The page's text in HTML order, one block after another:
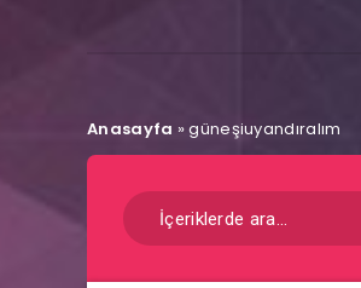
Anasayfa »güneşiuyandıralım